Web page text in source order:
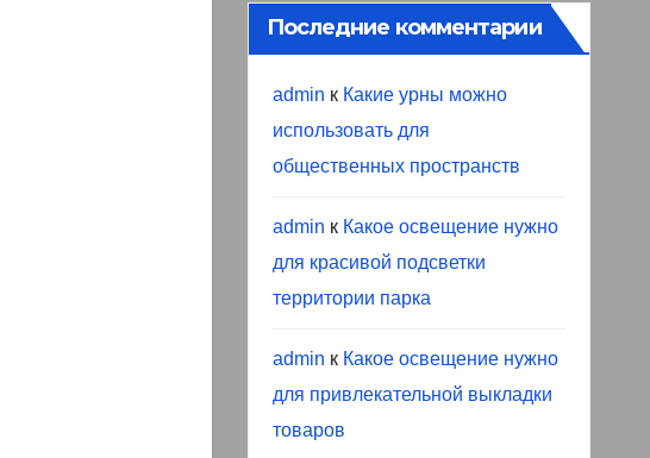
Последние комментарии
admin к Какие урны можно
использовать для
общественных пространств
admin к Какое освещение нужно
для красивой подсветки
территории парка
admin к Какое освещение нужно
для привлекательной выкладки
товаров